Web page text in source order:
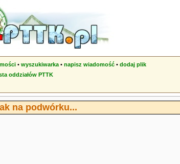
• wyszukiwarka • napisz wiadomość • dodaj plik
oddziałów PTTK
na podwórku...